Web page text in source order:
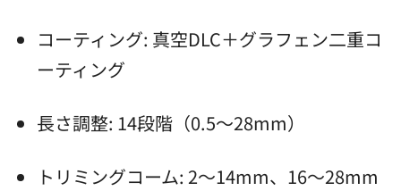
コーティング: 真空DLC＋グラフェン二重コ
ーティング
長さ調整: 14段階（0.5～28mm）
トリミングコーム: 2～14mm、16～28mm